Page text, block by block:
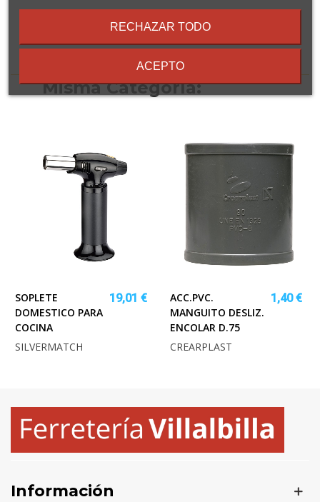
16 Otros Productos En La
Misma Categoría:
SOPLETE
DOMESTICO PARA
COCINA
19,01 €
SILVERMATCH
ACC.PVC.
MANGUITO DESLIZ.
ENCOLAR D.75
1,40 €
CREARPLAST
Información
términos
condiciones
RECHAZAR TODO
ACEPTO